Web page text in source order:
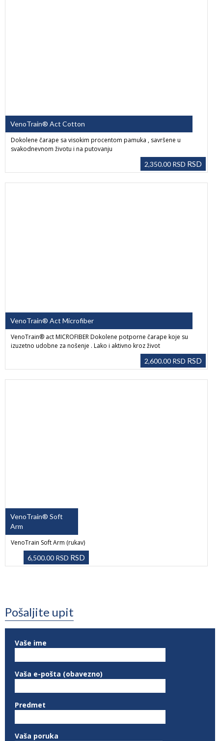
VenoTrain® Act Cotton
Dokolene čarape sa visokim procentom pamuka , savršene u
svakodnevnom životu i na putovanju
2,350.00 RSD RSD
VenoTrain® Act Microfiber
VenoTrain® act MICROFIBER Dokolene potporne čarape koje su
izuzetno udobne za nošenje . Lako i aktivno kroz život
2,600.00 RSD RSD
VenoTrain® Soft
Arm
VenoTrain Soft Arm (rukav)
6,500.00 RSD RSD
Pošaljite upit
Vaše ime
Vaša e-pošta (obavezno)
Predmet
Vaša poruka